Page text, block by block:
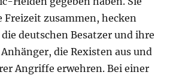
zusammen, hecken
deutschen Besatzer und ihre
die Rexisten aus und
Angriffe erwehren. Bei einer